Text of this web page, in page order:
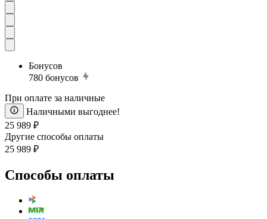
Бонусов
780 бонусов
При оплате за наличные
Наличными выгоднее!
25 989 ₽
Другие способы оплаты
25 989 ₽
Способы оплаты